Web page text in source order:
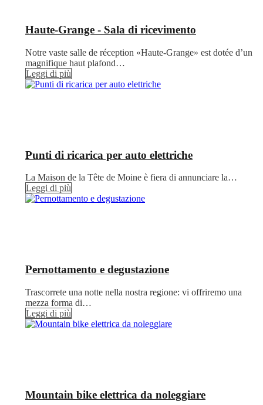
Haute-Grange - Sala di ricevimento
Notre vaste salle de réception «Haute-Grange» est dotée d’un
magnifique haut plafond…
Leggi di più
Punti di ricarica per auto elettriche
La Maison de la Tête de Moine è fiera di annunciare la…
Leggi di più
Pernottamento e degustazione
Trascorrete una notte nella nostra regione: vi offriremo una
mezza forma di…
Leggi di più
Mountain bike elettrica da noleggiare